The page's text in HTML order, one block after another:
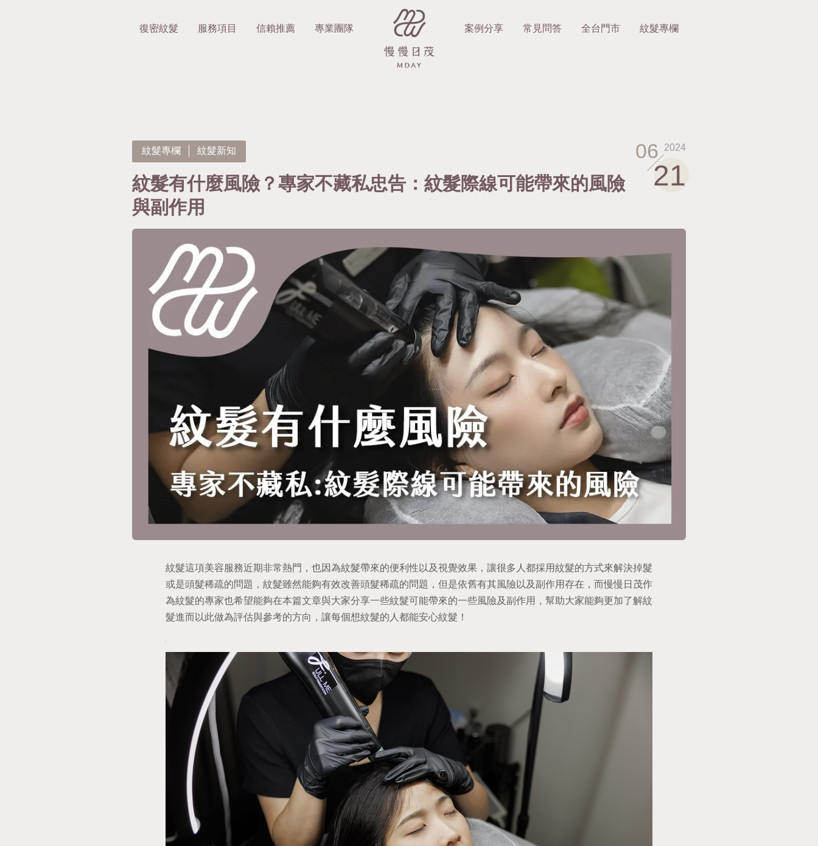
復密紋髮 服務項目 信賴推薦 專業團隊 案例分享 常見問答 全台門市 紋髮專欄
紋髮專欄 紋髮新知
紋髮有什麼風險？專家不藏私忠告：紋髮際線可能帶來的風險
與副作用
06
21
2024
紋髮這項美容服務近期非常熱門，也因為紋髮帶來的便利性以及視覺效果，讓很多人都採用紋髮的方式來解決掉髮
或是頭髮稀疏的問題，紋髮雖然能夠有效改善頭髮稀疏的問題，但是依舊有其風險以及副作用存在，而慢慢日茂作
為紋髮的專家也希望能夠在本篇文章與大家分享一些紋髮可能帶來的一些風險及副作用，幫助大家能夠更加了解紋
髮進而以此做為評估與參考的方向，讓每個想紋髮的人都能安心紋髮！